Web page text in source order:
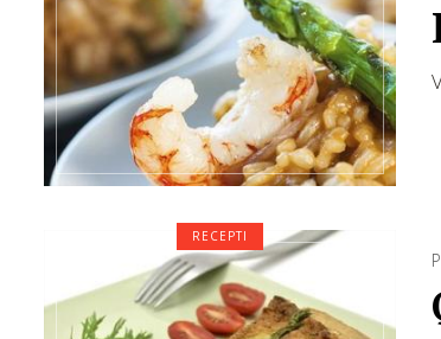
RECEPTI